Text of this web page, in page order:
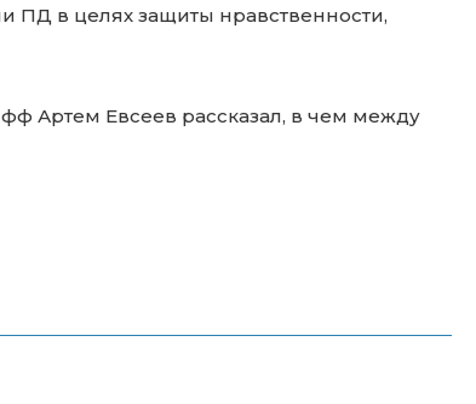
ПД в целях защиты нравственности,
Артем Евсеев рассказал, в чем между